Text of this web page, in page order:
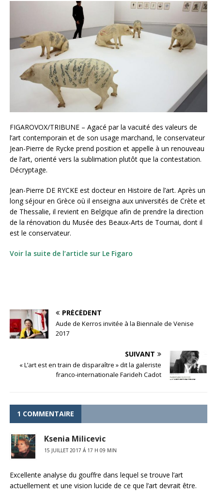
FIGAROVOX/TRIBUNE – Agacé par la vacuité des valeurs de
l’art contemporain et de son usage marchand, le conservateur
Jean-Pierre de Rycke prend position et appelle à un renouveau
de l’art, orienté vers la sublimation plutôt que la contestation.
Décryptage.
Jean-Pierre DE RYCKE est docteur en Histoire de l’art. Après un
long séjour en Grèce où il enseigna aux universités de Crète et
de Thessalie, il revient en Belgique afin de prendre la direction
de la rénovation du Musée des Beaux-Arts de Tournai, dont il
est le conservateur.
Voir la suite de l’article sur Le Figaro
PRÉCÉDENT
Aude de Kerros invitée à la Biennale de Venise
2017
SUIVANT
« L’art est en train de disparaître » dit la galeriste
franco-internationale Farideh Cadot
1 COMMENTAIRE
Ksenia Milicevic
15 JUILLET 2017 Á 17 H 09 MIN
Excellente analyse du gouffre dans lequel se trouve l’art
actuellement et une vision lucide de ce que l’art devrait être.